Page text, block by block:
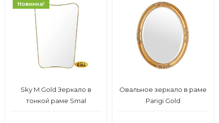
Новинка!
Sky M Gold Зеркало в
тонкой раме Smal
Овальное зеркало в раме
Parigi Gold